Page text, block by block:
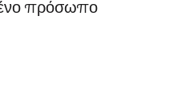
πρόσωπο